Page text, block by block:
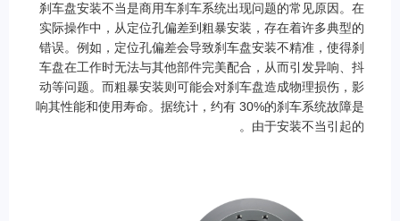
刹车盘安装不当是商用车刹车系统出现问题的常见原因。在
实际操作中，从定位孔偏差到粗暴安装，存在着许多典型的
错误。例如，定位孔偏差会导致刹车盘安装不精准，使得刹
车盘在工作时无法与其他部件完美配合，从而引发异响、抖
动等问题。而粗暴安装则可能会对刹车盘造成物理损伤，影
响其性能和使用寿命。据统计，约有 30%的刹车系统故障是
由于安装不当引起的。